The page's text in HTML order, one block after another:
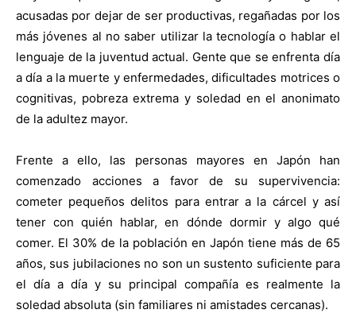
acusadas por dejar de ser productivas, regañadas por los
más jóvenes al no saber utilizar la tecnología o hablar el
lenguaje de la juventud actual. Gente que se enfrenta día
a día a la muerte y enfermedades, dificultades motrices o
cognitivas, pobreza extrema y soledad en el anonimato
de la adultez mayor.
Frente a ello, las personas mayores en Japón han
comenzado acciones a favor de su supervivencia:
cometer pequeños delitos para entrar a la cárcel y así
tener con quién hablar, en dónde dormir y algo qué
comer. El 30% de la población en Japón tiene más de 65
años, sus jubilaciones no son un sustento suficiente para
el día a día y su principal compañía es realmente la
soledad absoluta (sin familiares ni amistades cercanas).